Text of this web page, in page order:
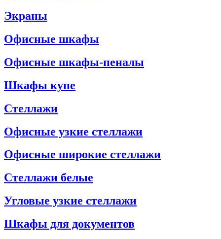
Экраны
Офисные шкафы
Офисные шкафы-пеналы
Шкафы купе
Стеллажи
Офисные узкие стеллажи
Офисные широкие стеллажи
Стеллажи белые
Угловые узкие стеллажи
Шкафы для документов